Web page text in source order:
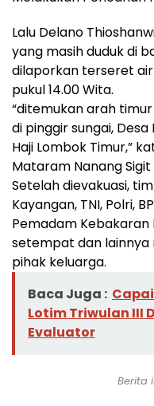
Lalu Delano
yang masih duduk di
dilaporkan terseret
pukul 14.00 Wita.
“ditemukan arah timur
di pinggir sungai,
Haji Lombok Timur,”
Mataram Nanang Sigit
Setelah dievakuasi,
Kayangan, TNI, Polri,
Pemadam Kebakaran
setempat dan
pihak keluarga.
Baca Juga :
Lotim Triwulan III
Evaluator
Berita